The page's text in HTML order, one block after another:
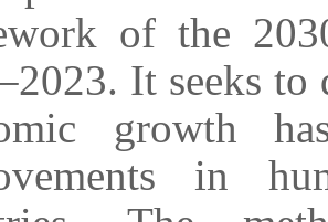
of the
It seeks
growth
in